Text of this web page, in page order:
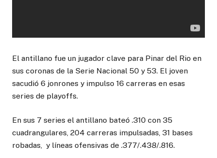
El antillano fue un jugador clave para Pinar del Rio en
sus coronas de la Serie Nacional 50 y 53. El joven
sacudió 6 jonrones y impulso 16 carreras en esas
series de playoffs.
En sus 7 series el antillano bateó .310 con 35
cuadrangulares, 204 carreras impulsadas, 31 bases
robadas, y líneas ofensivas de .377/.438/.816.